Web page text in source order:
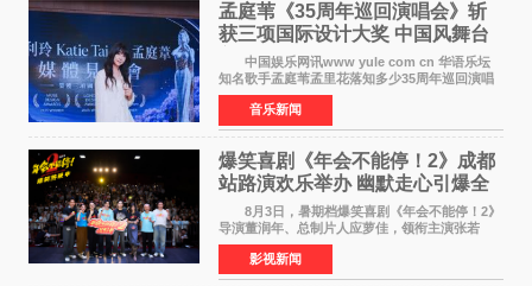
孟庭苇《35周年巡回演唱会》斩
获三项国际设计大奖 中国风舞台
美学获全球认可
中国娱乐网讯www yule com cn 华语乐坛
知名歌手孟庭苇孟里花落知多少35周年巡回演唱
会再传喜讯。该演唱会先后荣获美国MUSE
Creative Awards白金奖（Platinum Winner）、
英国London Design
音乐新闻
爆笑喜剧《年会不能停！2》成都
站路演欢乐举办 幽默走心引爆全
场共鸣
8月3日，暑期档爆笑喜剧《年会不能停！2》
导演董润年、总制片人应萝佳，领衔主演张若
昀、白客，惊喜出演庄达菲，特别主演孙艺洲，
特别出演田雨，友情出演欧阳奋强出席成都路
演，与观众近距离互
影视新闻